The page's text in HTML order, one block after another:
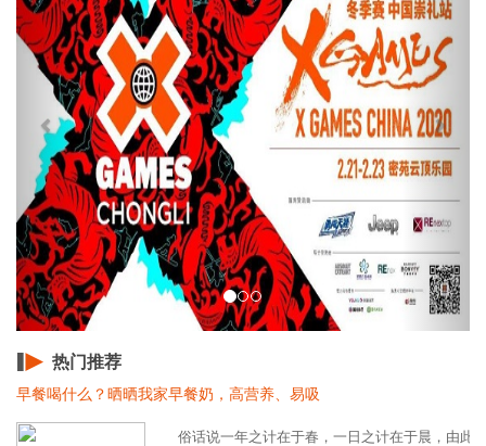
热门推荐
早餐喝什么？晒晒我家早餐奶，高营养、易吸
俗话说一年之计在于春，一日之计在于晨，由此